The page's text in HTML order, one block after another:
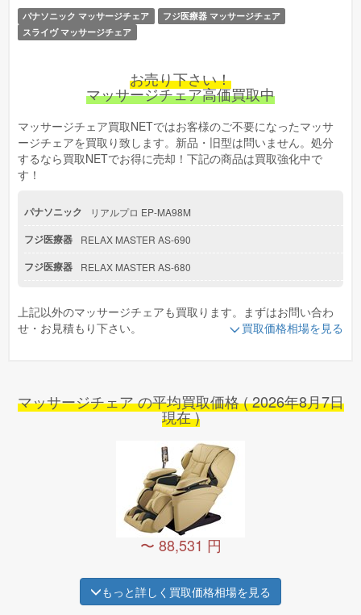
マッサージチェア AS-R2300 高価買取中！
2026-01-14 #買取
#買取
2025-11-29 #買取
マッサージチェア EP-MA103 高価買取中！
マッサージチェア FGW3200 高価買取中！
2025-08-29 #買取
マッサージチェア FGW3200 高価買取中！
パナソニック マッサージチェア
フジ医療器 マッサージチェア
スライヴ マッサージチェア
お売り下さい！
マッサージチェア高価買取中
マッサージチェア買取NETではお客様のご不要になったマッサ
ージチェアを買取り致します。新品・旧型は問いません。処分
するなら買取NETでお得に売却！下記の商品は買取強化中で
す！
パナソニック リアルプロ EP-MA98M
フジ医療器 RELAX MASTER AS-690
フジ医療器 RELAX MASTER AS-680
フジ医療器 CYBER-RELAX AS-1000
スライヴ くつろぎ指定席 Light CHD-3400
マッサージソファ EP-MP046
ファミリーメディカルチェア 3S匠 FMC-S8100
上記以外のマッサージチェアも買取ります。まずはお問い合わ
せ・お見積もり下さい。
買取価格相場を見る
マッサージチェア の平均買取価格 ( 2026年8月7日
現在 )
〜 88,531 円
もっと詳しく買取価格相場を見る